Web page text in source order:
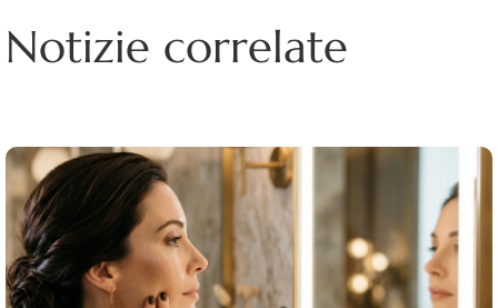
Notizie correlate